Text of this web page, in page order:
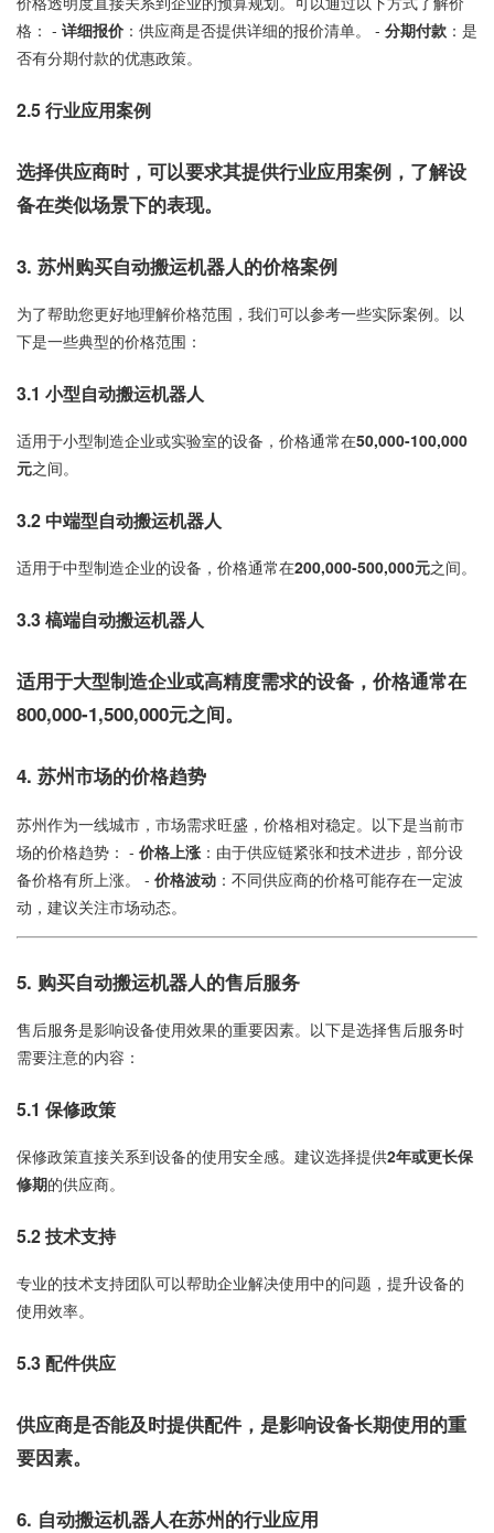
格： - 详细报价 ：供应商是否提供详细的报价清单。 - 分期付款 ：是
否有分期付款的优惠政策。
2.5行业应用案例
选择供应商时，可以要求其提供行业应用案例，了解设
备在类似场景下的表现。
3. 苏州购买自动搬运机器人的价格案例
为了帮助您更好地理解价格范围，我们可以参考一些实际案例。以
下是一些典型的价格范围：
3.1 小型自动搬运机器人
适用于小型制造企业或实验室的设备，价格通常在50,000-100,000
元之间。
3.2 中端型自动搬运机器人
适用于中型制造企业的设备，价格通常在200,000-500,000元之间。
3.3槁端自动搬运机器人
适用于大型制造企业或高精度需求的设备，价格通常在
800,000-1,500,000元之间。
4. 苏州市场的价格趋势
苏州作为一线城市，市场需求旺盛，价格相对稳定。以下是当前市
场的价格趋势： - 价格上涨 ：由于供应链紧张和技术进步，部分设
备价格有所上涨。 - 价格波动 ：不同供应商的价格可能存在一定波
动，建议关注市场动态。
5. 购买自动搬运机器人的售后服务
售后服务是影响设备使用效果的重要因素。以下是选择售后服务时
需要注意的内容：
5.1 保修政策
保修政策直接关系到设备的使用安全感。建议选择提供2年或更长保
修期的供应商。
5.2技术支持
专业的技术支持团队可以帮助企业解决使用中的问题，提升设备的
使用效率。
5.3配件供应
供应商是否能及时提供配件，是影响设备长期使用的重
要因素。
6. 自动搬运机器人在苏州的行业应用